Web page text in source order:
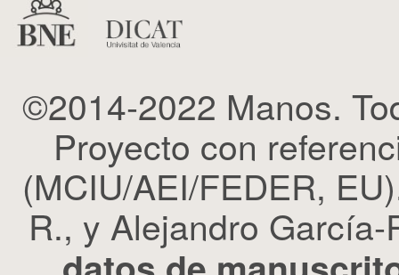
©2014-2022 Manos.
Proyecto con
(MCIU/AEI/FEDER,
R., y Alejandro